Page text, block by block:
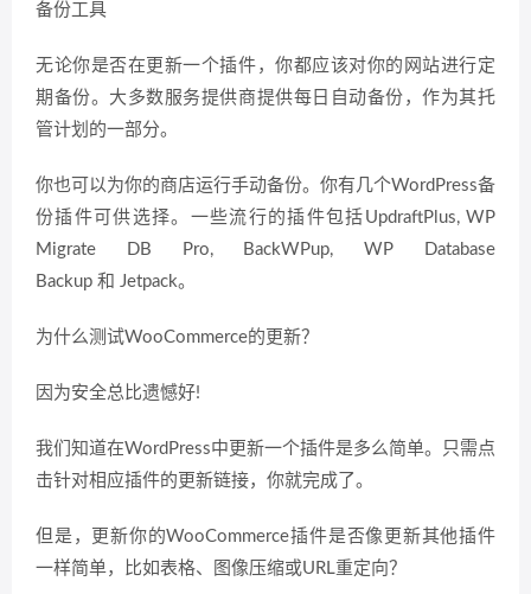
备份工具
无论你是否在更新一个插件，你都应该对你的网站进行定
期备份。大多数服务提供商提供每日自动备份，作为其托
管计划的一部分。
你也可以为你的商店运行手动备份。你有几个WordPress备
份插件可供选择。一些流行的插件包括UpdraftPlus, WP
Migrate DB Pro, BackWPup, WP Database
Backup 和 Jetpack。
为什么测试WooCommerce的更新？
因为安全总比遗憾好!
我们知道在WordPress中更新一个插件是多么简单。只需点
击针对相应插件的更新链接，你就完成了。
但是，更新你的WooCommerce插件是否像更新其他插件
一样简单，比如表格、图像压缩或URL重定向？